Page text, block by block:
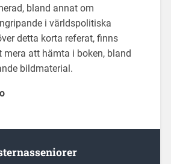
bland annat om
i världspolitiska
detta korta referat, finns
att hämta i boken, bland
bildmaterial.